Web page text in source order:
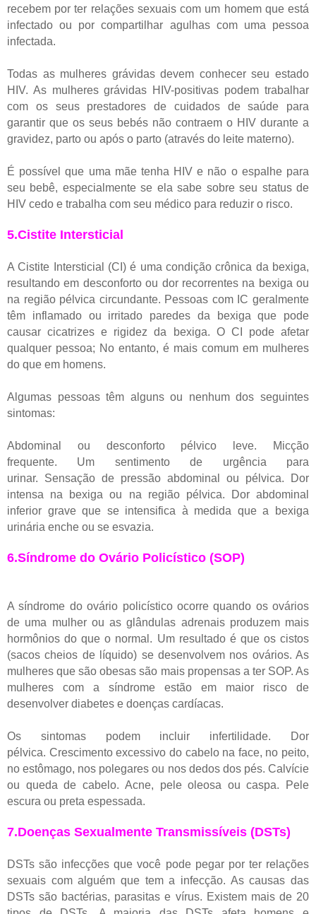
recebem por ter relações sexuais com um homem que está
infectado ou por compartilhar agulhas com uma pessoa
infectada.
Todas as mulheres grávidas devem conhecer seu estado
HIV. As mulheres grávidas HIV-positivas podem trabalhar
com os seus prestadores de cuidados de saúde para
garantir que os seus bebés não contraem o HIV durante a
gravidez, parto ou após o parto (através do leite materno).
É possível que uma mãe tenha HIV e não o espalhe para
seu bebê, especialmente se ela sabe sobre seu status de
HIV cedo e trabalha com seu médico para reduzir o risco.
5.Cistite Intersticial
A Cistite Intersticial (CI) é uma condição crônica da bexiga,
resultando em desconforto ou dor recorrentes na bexiga ou
na região pélvica circundante. Pessoas com IC geralmente
têm inflamado ou irritado paredes da bexiga que pode
causar cicatrizes e rigidez da bexiga. O CI pode afetar
qualquer pessoa; No entanto, é mais comum em mulheres
do que em homens.
Algumas pessoas têm alguns ou nenhum dos seguintes
sintomas:
Abdominal ou desconforto pélvico leve.
Micção
frequente. Um sentimento de urgência para
urinar. Sensação de pressão abdominal ou pélvica.
Dor
intensa na bexiga ou na região pélvica.
Dor abdominal
inferior grave que se intensifica à medida que a bexiga
urinária enche ou se esvazia.
6.Síndrome do Ovário Policístico (SOP)
A síndrome do ovário policístico ocorre quando os ovários
de uma mulher ou as glândulas adrenais produzem mais
hormônios do que o normal. Um resultado é que os cistos
(sacos cheios de líquido) se desenvolvem nos ovários. As
mulheres que são obesas são mais propensas a ter SOP. As
mulheres com a síndrome estão em maior risco de
desenvolver diabetes e doenças cardíacas.
Os sintomas podem incluir infertilidade.
Dor
pélvica. Crescimento excessivo do cabelo na face, no peito,
no estômago, nos polegares ou nos dedos dos pés. Calvície
ou queda de cabelo.Acne, pele oleosa ou caspa.
Pele
escura ou preta espessada.
7.Doenças Sexualmente Transmissíveis (DSTs)
DSTs são infecções que você pode pegar por ter relações
sexuais com alguém que tem a infecção. As causas das
DSTs são bactérias, parasitas e vírus. Existem mais de 20